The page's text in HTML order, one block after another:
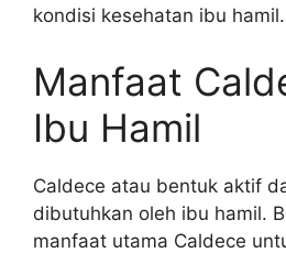
kondisi kesehatan ibu hamil.
Manfaat
Ibu Hamil
Caldece atau bentuk aktif
dibutuhkan oleh ibu hamil.
manfaat utama Caldece